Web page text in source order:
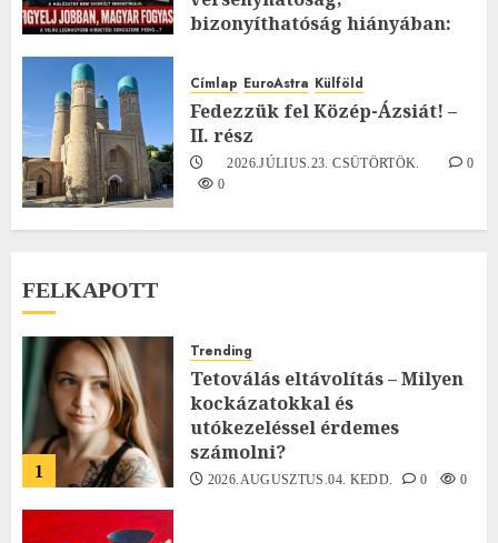
bizonyíthatóság hiányában:
2026.JÚLIUS.23. CSÜTÖRTÖK.
0
Címlap EuroAstra Külföld
Fedezzük fel Közép-Ázsiát! –
II. rész
2026.JÚLIUS.23. CSÜTÖRTÖK.
0
0
FELKAPOTT
1
Trending
Tetoválás eltávolítás – Milyen
kockázatokkal és
utókezeléssel érdemes
számolni?
2026.AUGUSZTUS.04. KEDD. 0 0